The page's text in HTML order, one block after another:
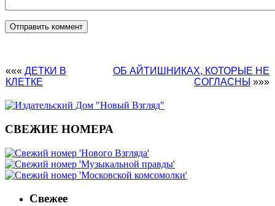
««« ДЕТКИ В
КЛЕТКЕ
ОБ АЙТИШНИКАХ, КОТОРЫЕ НЕ
СОГЛАСНЫ »»»
СВЕЖИЕ НОМЕРА
Свежее